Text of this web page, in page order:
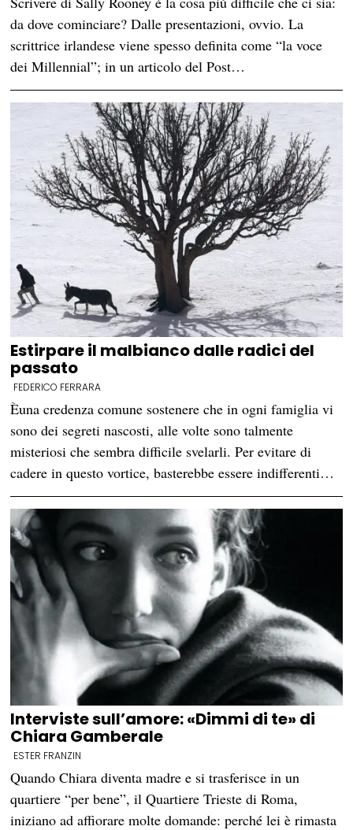
da dove cominciare? Dalle presentazioni, ovvio. La
scrittrice irlandese viene spesso definita come “la voce
dei Millennial”; in un articolo del Post…
Estirpare il malbianco dalle radici del
passato
FEDERICO FERRARA
Èuna credenza comune sostenere che in ogni famiglia vi
sono dei segreti nascosti, alle volte sono talmente
misteriosi che sembra difficile svelarli. Per evitare di
cadere in questo vortice, basterebbe essere indifferenti…
Interviste sull’amore: «Dimmi di te» di
Chiara Gamberale
ESTER FRANZIN
Quando Chiara diventa madre e si trasferisce in un
quartiere “per bene”, il Quartiere Trieste di Roma,
iniziano ad affiorare molte domande: perché lei è rimasta